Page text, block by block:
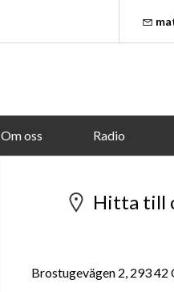
Om oss Radio
Hitta till
Brostugevägen 2, 293